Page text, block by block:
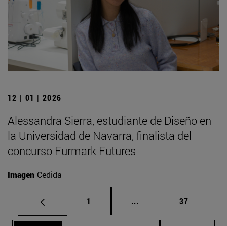
12 | 01 | 2026
Alessandra Sierra, estudiante de Diseño en
la Universidad de Navarra, finalista del
concurso Furmark Futures
Imagen Cedida
Página
1 ... Páginas intermedias
Página
37